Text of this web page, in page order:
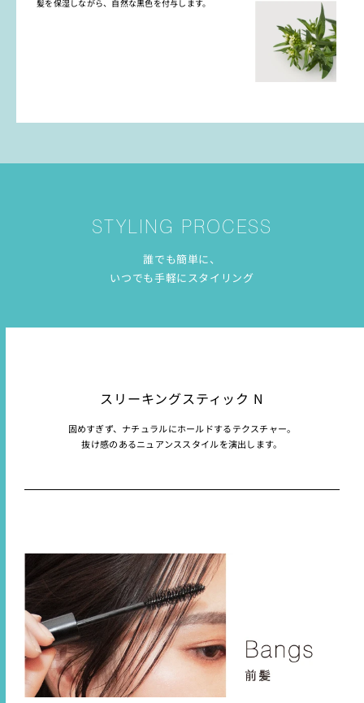
髪を保湿しながら、自然な黒色を付与します。
STYLING PROCESS
誰でも簡単に、
いつでも手軽にスタイリング
スリーキングスティック N
固めすぎず、ナチュラルにホールドするテクスチャー。
抜け感のあるニュアンススタイルを演出します。